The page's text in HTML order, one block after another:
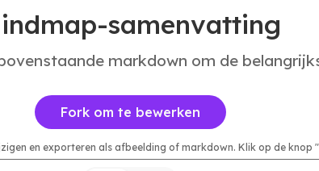
samenvatting
markdown om de
Fork om te bewerken
en exporteren als afbeelding of markdown. Klik op de knop